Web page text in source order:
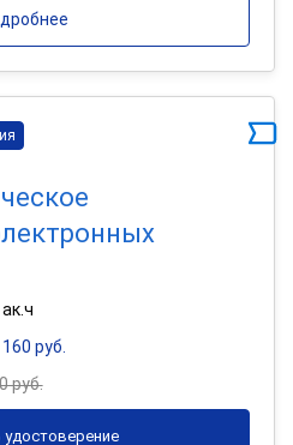
руб.
руб.
удостоверение